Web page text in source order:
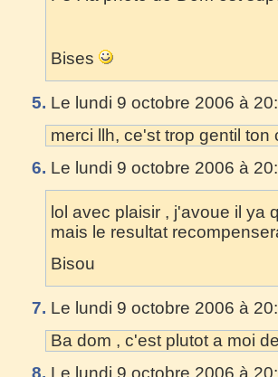
Bises
5. Le lundi 9 octobre 2006 à
merci llh, ce'st trop gentil ton
6. Le lundi 9 octobre 2006 à
lol avec plaisir , j'avoue il ya
mais le resultat
Bisou
7. Le lundi 9 octobre 2006 à
Ba dom , c'est plutot a moi
8. Le lundi 9 octobre 2006 à